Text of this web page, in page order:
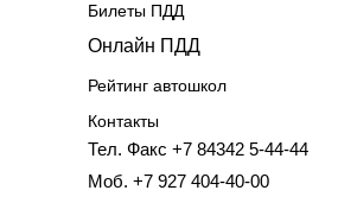
Тел. Факс +7 84342 5-44-44
Билеты ПДД
Рейтинг автошкол
Контакты
Моб. +7 927 404-40-00
Онлайн ПДД